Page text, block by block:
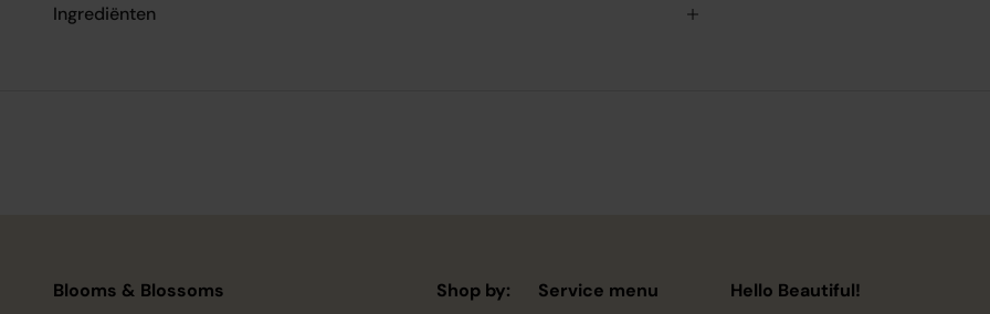
Ingrediënten
Blooms & Blossoms Shop by: Service menu Hello Beautiful!